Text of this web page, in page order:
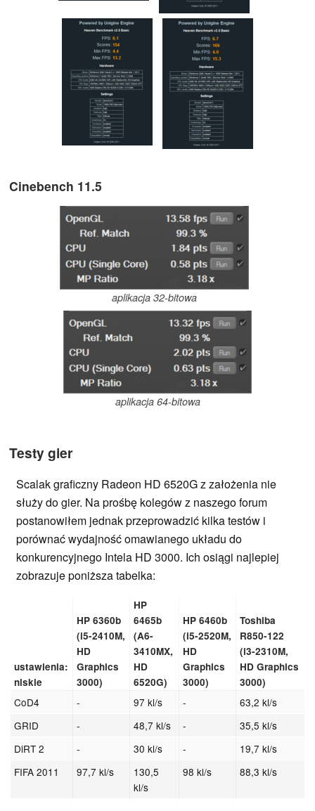
Cinebench 11.5
aplikacja 32-bitowa
aplikacja 64-bitowa
Testy gier
Scalak graficzny Radeon HD 6520G z założenia nie
służy do gier. Na prośbę kolegów z naszego forum
postanowiłem jednak przeprowadzić kilka testów i
porównać wydajność omawianego układu do
konkurencyjnego Intela HD 3000. Ich osiągi najlepiej
zobrazuje poniższa tabelka:
ustawienia:
niskie
HP 6360b
(i5-2410M,
HD
Graphics
3000)
HP
6465b
(A6-
3410MX,
HD
6520G)
HP 6460b
(i5-2520M,
HD
Graphics
3000)
Toshiba
R850-122
(i3-2310M,
HD Graphics
3000)
CoD4 - 97 kl/s -
63,2 kl/s
GRID
- 48,7 kl/s -
35,5 kl/s
DiRT 2
- 30 kl/s -
19,7 kl/s
FIFA 2011
97,7 kl/s
130,5
kl/s
98 kl/s 88,3 kl/s